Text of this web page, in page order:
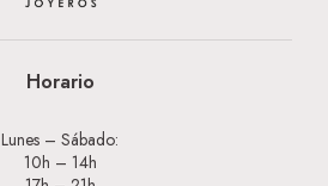
Horario
Lunes – Sábado:
10h – 14h